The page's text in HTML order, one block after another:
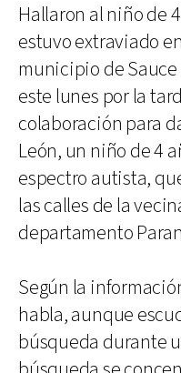
Hallaron al niño de
estuvo extraviado
municipio de
este lunes por la
colaboración para
León, un niño de 4
espectro autista,
las calles de la
departamento
Según la
habla, aunque
búsqueda durante